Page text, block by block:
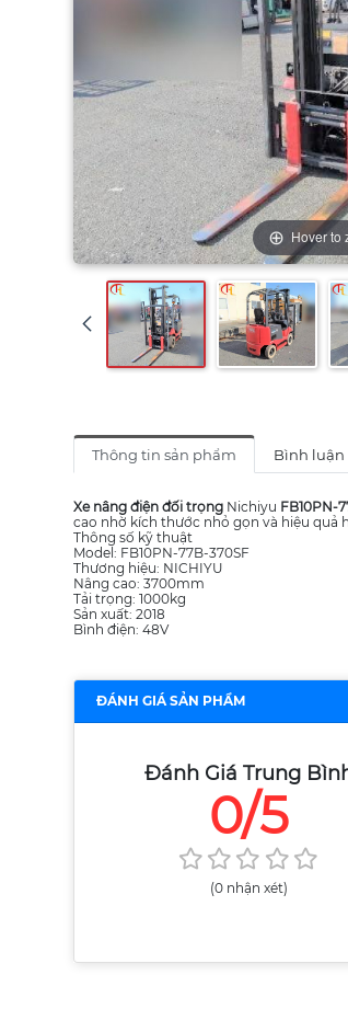
Hover to
Thông tin sản phẩm Bình luận
Xe nâng điện đối trọng Nichiyu FB10PN-
cao nhờ kích thước nhỏ gọn và hiệu quả
Thông số kỹ thuật
Model: FB10PN-77B-370SF
Thương hiệu: NICHIYU
Nâng cao: 3700mm
Tải trọng: 1000kg
Sản xuất: 2018
Bình điện: 48V
ĐÁNH GIÁ SẢN PHẨM
Đánh Giá Trung
0/5
(0 nhận xét)